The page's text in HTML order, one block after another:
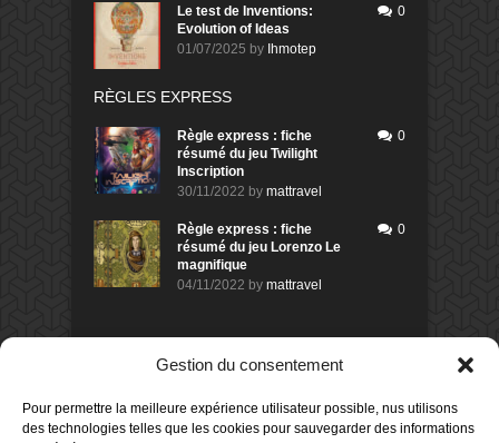
Gestion du consentement
Pour permettre la meilleure expérience utilisateur possible, nus utilisons
des technologies telles que les cookies pour sauvegarder des informations
Le test de Inventions:
Evolution of Ideas
01/07/2025 by Ihmotep
0
RÈGLES EXPRESS
Règle express : fiche
résumé du jeu Twilight
Inscription
30/11/2022 by mattravel
0
Règle express : fiche
résumé du jeu Lorenzo Le
magnifique
04/11/2022 by mattravel
0
DERNIERS AVIS DES MEMBRES
Avis de
Sur le jeu Collect!
il y a 8 heures